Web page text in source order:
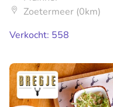
Zoetermeer (0km)
Verkocht: 558